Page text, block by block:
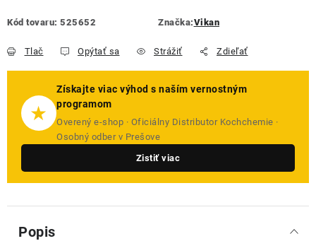
Kód tovaru: 525652 Značka:Vikan
Tlač Opýtať sa Strážiť Zdieľať
★
Získajte viac výhod s naším vernostným
programom
Overený e-shop · Oficiálny Distributor Kochchemie ·
Osobný odber v Prešove
Zistiť viac
Popis